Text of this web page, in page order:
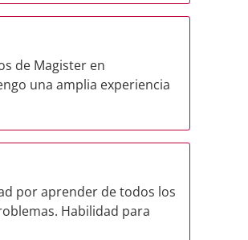
de Magister en
una amplia experiencia
por aprender de todos los
Habilidad para